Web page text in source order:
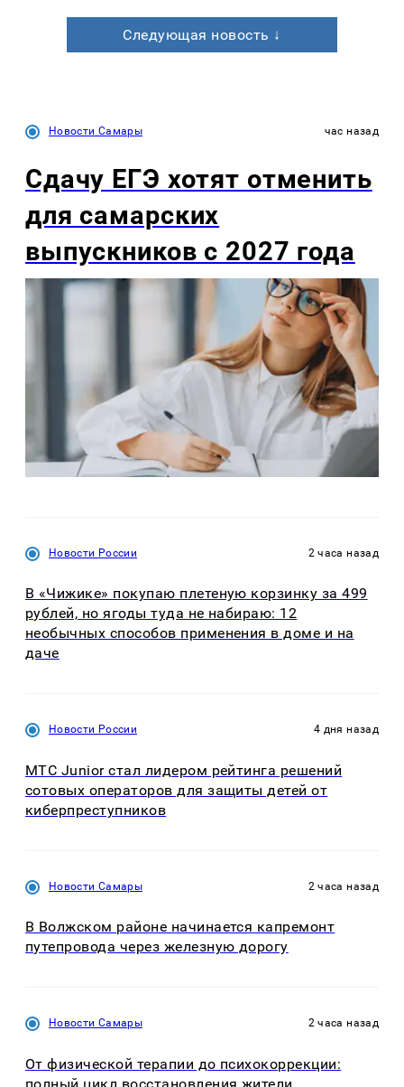
Следующая новость ↓
Новости Самары час назад
Сдачу ЕГЭ хотят отменить
для самарских
выпускников с 2027 года
Новости России 2 часа назад
В «Чижике» покупаю плетеную корзинку за 499
рублей, но ягоды туда не набираю: 12
необычных способов применения в доме и на
даче
Новости России 4 дня назад
МТС Junior стал лидером рейтинга решений
сотовых операторов для защиты детей от
киберпреступников
Новости Самары 2 часа назад
В Волжском районе начинается капремонт
путепровода через железную дорогу
Новости Самары 2 часа назад
От физической терапии до психокоррекции:
полный цикл восстановления жители